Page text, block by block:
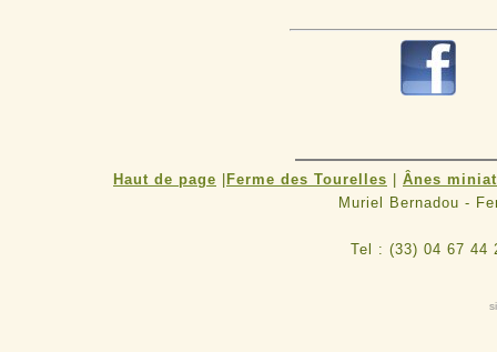
Haut de page Ferme des Tourelles
Ânes
Muriel Bernadou -
Tel : (33) 04 67 44